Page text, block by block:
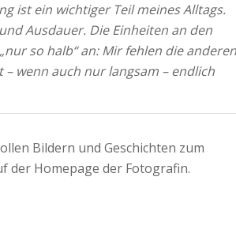
ist ein wichtiger Teil meines Alltags.
Ausdauer. Die Einheiten an den
so halb“ an: Mir fehlen die anderen
wenn auch nur langsam – endlich
Bildern und Geschichten zum
der Homepage der Fotografin.